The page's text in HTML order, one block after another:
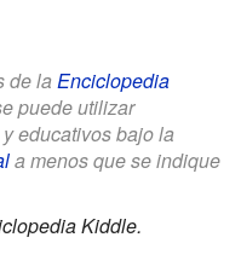
de la Enciclopedia
puede utilizar
educativos bajo la
a menos que se indique
Kiddle.